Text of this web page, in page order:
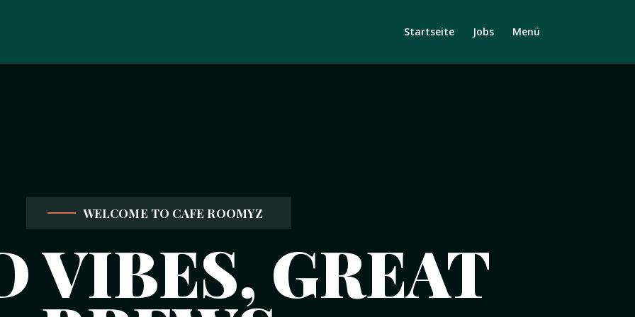
Startseite Jobs Menü
WELCOME TO CAFE ROOMYZ
VIBES, GREAT